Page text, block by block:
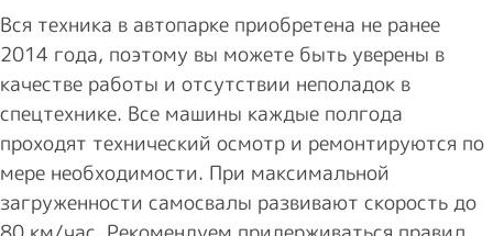
Вся техника в автопарке приобретена не ранее
2014 года, поэтому вы можете быть уверены в
качестве работы и отсутствии неполадок в
спецтехнике. Все машины каждые полгода
проходят технический осмотр и ремонтируются по
мере необходимости. При максимальной
загруженности самосвалы развивают скорость до